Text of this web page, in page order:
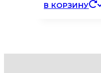
В КОРЗИНУ